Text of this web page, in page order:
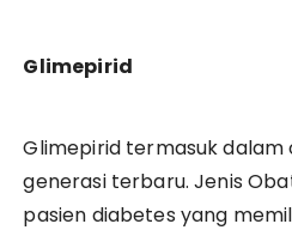
Glimepirid
Glimepirid termasuk dalam
generasi terbaru. Jenis
pasien diabetes yang